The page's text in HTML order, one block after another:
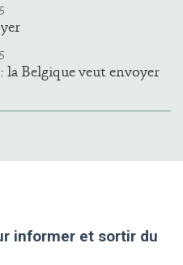
la Belgique veut envoyer
informer et sortir du